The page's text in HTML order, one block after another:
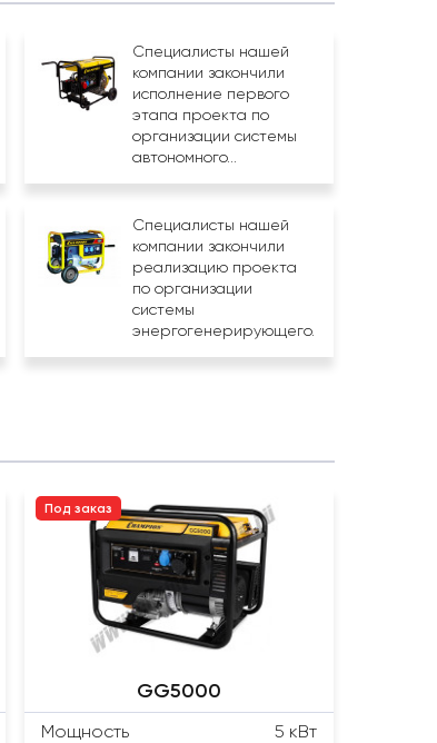
Специалисты нашей
компании закончили
исполнение первого
этапа проекта по
организации системы
автономного...
Специалисты нашей
компании закончили
реализацию проекта
по организации
системы
энергогенерирующего...
Под заказ
GG5000
Мощность
5 кВт